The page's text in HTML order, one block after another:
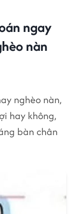
ngay
nàn
nghèo nàn,
hay không,
bàn chân